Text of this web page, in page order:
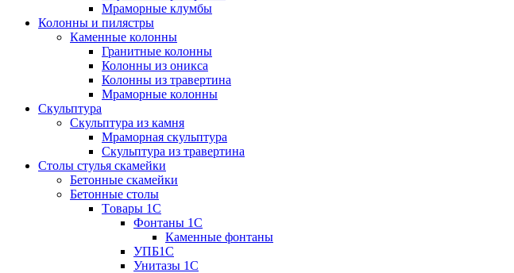
Мраморные клумбы
Колонны и пилястры
Каменные колонны
Гранитные колонны
Колонны из оникса
Колонны из травертина
Мраморные колонны
Скульптура
Скульптура из камня
Мраморная скульптура
Скульптура из травертина
Столы стулья скамейки
Бетонные скамейки
Бетонные столы
Tовары 1C
Фонтаны 1C
Каменные фонтаны
УПБ1С
Унитазы 1С